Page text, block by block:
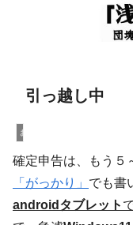
引っ越し中
お知らせ
確定申告は、もう５
「がっかり」 でも書
androidタブレット